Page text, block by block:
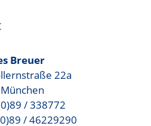
Breuer
22a
/ 338772
/ 46229290